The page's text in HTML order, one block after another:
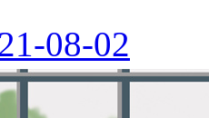
08-02